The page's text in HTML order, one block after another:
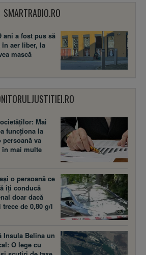
SMARTRADIO.RO
ani a fost pus să
aer liber, la
mască
Mai
funcţiona la
persoană va
în mai multe
o persoană ce
îţi conducă
doar dacă
de 0,80 g/l
Insula Belina un
O lege cu